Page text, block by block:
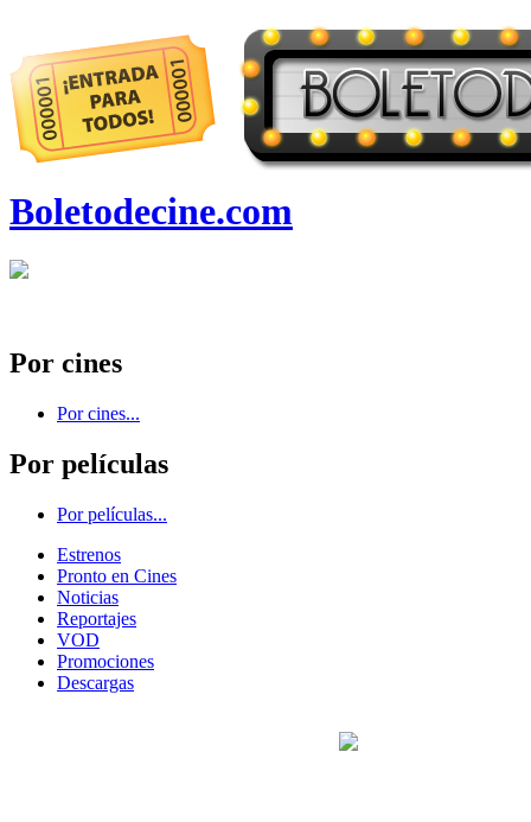
Boletodecine.com
Por cines
Por cines...
Por películas
Por películas...
Estrenos
Pronto en Cines
Noticias
Reportajes
VOD
Promociones
Descargas